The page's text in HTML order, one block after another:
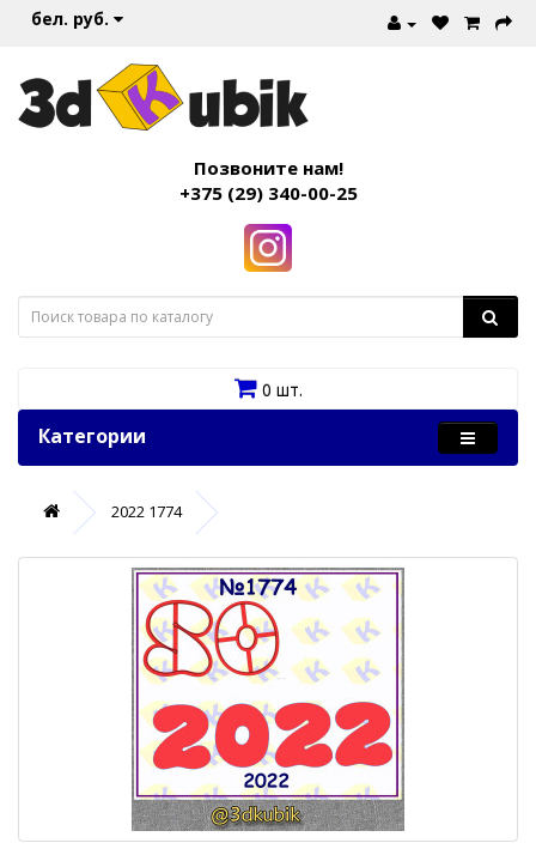
бел. руб.
Позвоните нам!
+375 (29) 340-00-25
0 шт.
Категории
2022 1774